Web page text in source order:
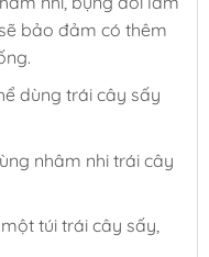
bảo đảm có thêm
dùng trái cây sấy
nhâm nhi trái cây
túi trái cây sấy,